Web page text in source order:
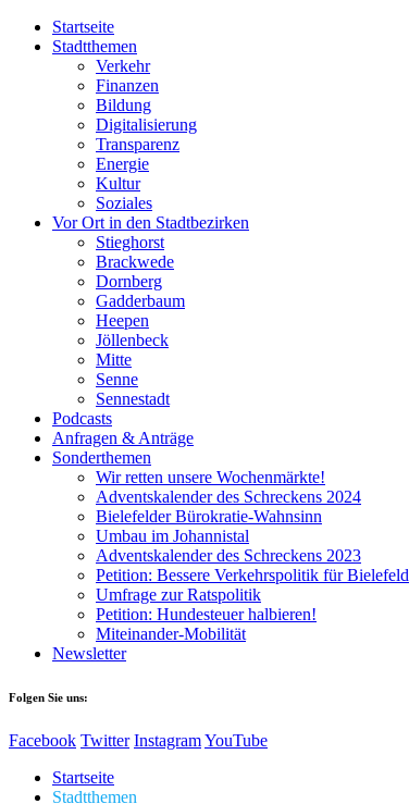
Startseite
Stadtthemen
Verkehr
Finanzen
Bildung
Digitalisierung
Transparenz
Energie
Kultur
Soziales
Vor Ort in den Stadtbezirken
Stieghorst
Brackwede
Dornberg
Gadderbaum
Heepen
Jöllenbeck
Mitte
Senne
Sennestadt
Podcasts
Anfragen & Anträge
Sonderthemen
Wir retten unsere Wochenmärkte!
Adventskalender des Schreckens 2024
Bielefelder Bürokratie-Wahnsinn
Umbau im Johannistal
Adventskalender des Schreckens 2023
Petition: Bessere Verkehrspolitik für Bielefeld​​
Umfrage zur Ratspolitik
Petition: Hundesteuer halbieren!
Miteinander-Mobilität
Newsletter
Folgen Sie uns:
Facebook Twitter InstagramYouTube
Startseite
Stadtthemen